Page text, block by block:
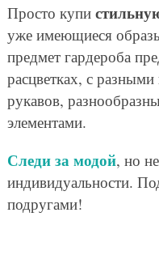
Просто купи
уже имеющиеся
предмет гардероба
расцветках, с
рукавов,
элементами.
Следи за модой, но
индивидуальности.
подругами!